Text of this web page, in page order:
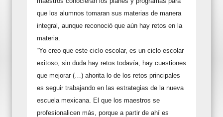
que los alumnos tomaran sus materias de manera
integral, aunque reconoció que aún hay retos en la
materia.
“Yo creo que este ciclo escolar, es un ciclo escolar
exitoso, sin duda hay retos todavía, hay cuestiones
que mejorar (…) ahorita lo de los retos principales
es seguir trabajando en las estrategias de la nueva
escuela mexicana. El que los maestros se
profesionalicen más, porque a partir de ahí es